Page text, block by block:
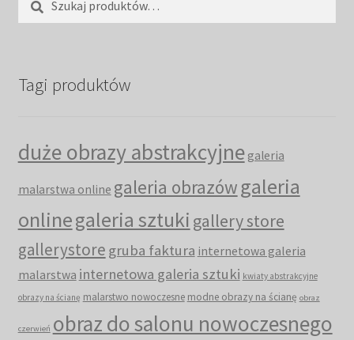
Tagi produktów
duże obrazy abstrakcyjne galeria
malarstwa online galeria obrazów galeria
onlinegaleria sztuki gallery store
gallerystore gruba faktura internetowa galeria
malarstwa internetowa galeria sztuki kwiaty abstrakcyjne
obrazy na ścianę malarstwo nowoczesne modne obrazy na ścianę obraz
czerwień obraz do salonu nowoczesnego